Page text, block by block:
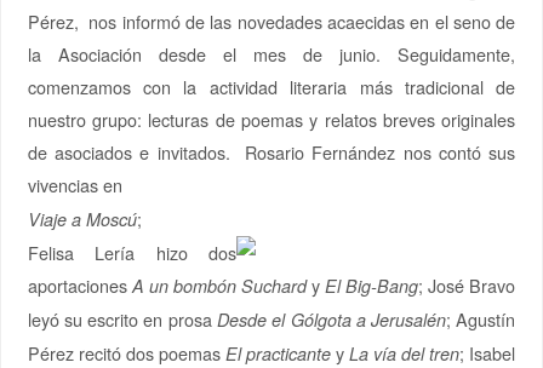
Pérez, nos informó de las novedades acaecidas en el seno de
la Asociación desde el mes de junio. Seguidamente,
comenzamos con la actividad literaria más tradicional de
nuestro grupo: lecturas de poemas y relatos breves originales
de asociados e invitados. Rosario Fernández nos contó sus
vivencias en
Viaje a Moscú;
Felisa Lería hizo dos
aportacionesA un bombón Suchardy El Big-Bang; José Bravo
leyó su escrito en prosa Desde el Gólgota a Jerusalén; Agustín
Pérez recitó dos poemas El practicantey La vía del tren; Isabel